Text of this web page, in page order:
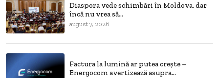
Diaspora vede schimbări în Moldova, dar
încă nu vrea să...
august 7, 2026
Factura la lumină ar putea crește –
Energocom avertizează asupra...